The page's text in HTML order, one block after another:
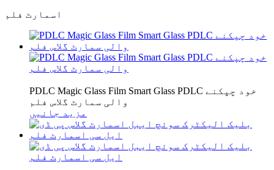
اسمارٹ فلم
PDLC Magic Glass Film Smart Glass PDLC خود چپکنے
والی سمارٹ گلاس فلم
مزید جانیں